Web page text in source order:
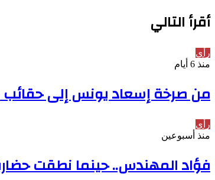
أقرأ التالي
رأي
منذ 6 أيام
من صرخة إسعاد يونس إلى حقائب
رأي
منذ أسبوعين
فؤاد المهندس.. حينما نطقت